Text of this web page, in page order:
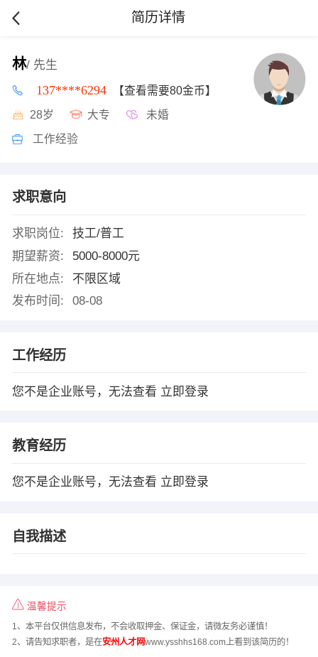
简历详情
林/ 先生
137****6294 【查看需要80金币】
28岁 大专 未婚
工作经验
求职意向
求职岗位:
技工/普工
期望薪资:
5000-8000元
所在地点:
不限区域
发布时间:
08-08
工作经历
您不是企业账号，无法查看 立即登录
教育经历
您不是企业账号，无法查看 立即登录
自我描述
温馨提示
1、本平台仅供信息发布，不会收取押金、保证金，请微友务必谨慎！
2、请告知求职者，是在安州人才网www.ysshhs168.com上看到该简历的！